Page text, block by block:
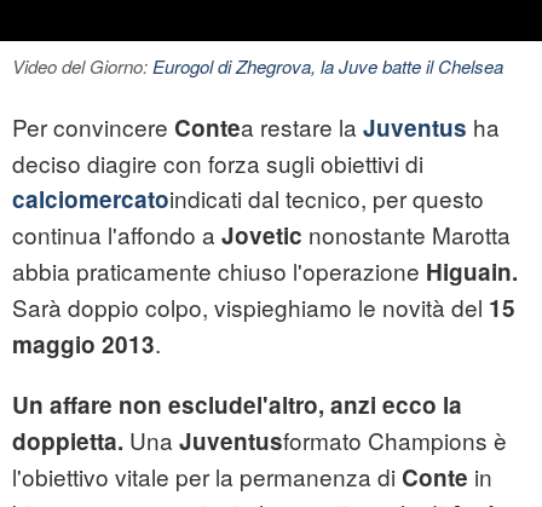
Video del Giorno: Eurogol di Zhegrova, la Juve batte il Chelsea
Per convincere Contea restare la Juventus ha
deciso diagire con forza sugli obiettivi di
calciomercatoindicati dal tecnico, per questo
continua l'affondo a Jovetic nonostante Marotta
abbia praticamente chiuso l'operazione Higuain.
Sarà doppio colpo, vispieghiamo le novità del 15
maggio 2013.
Un affare non escludel'altro, anzi ecco la
doppietta. Una Juventusformato Champions è
l'obiettivo vitale per la permanenza di Conte in